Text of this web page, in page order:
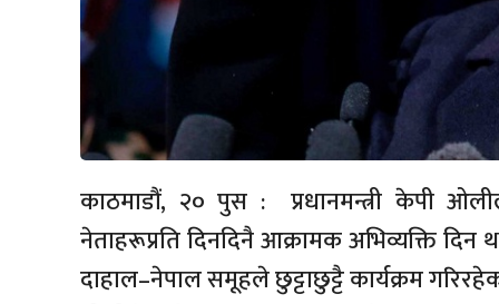
काठमाडौं, २० पुस : प्रधानमन्त्री केपी
नेताहरूप्रति दिनदिनै आक्रामक अभिव्यक्ति
दाहाल–नेपाल समूहले छुट्टाछुट्टै कार्यक्रम